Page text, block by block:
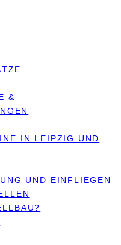
&
IN LEIPZIG UND
UND EINFLIEGEN